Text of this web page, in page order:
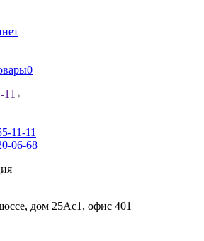
0
11
11-11
06-68
дом 25Аc1, офис 401